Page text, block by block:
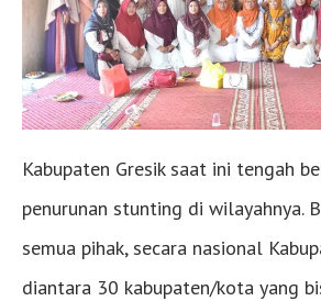
Kabupaten Gresik saat ini tengah
penurunan stunting di wilayahnya.
semua pihak, secara nasional
diantara 30 kabupaten/kota yang